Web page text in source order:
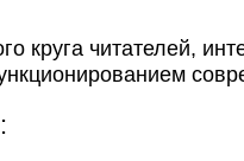
круга читателей,